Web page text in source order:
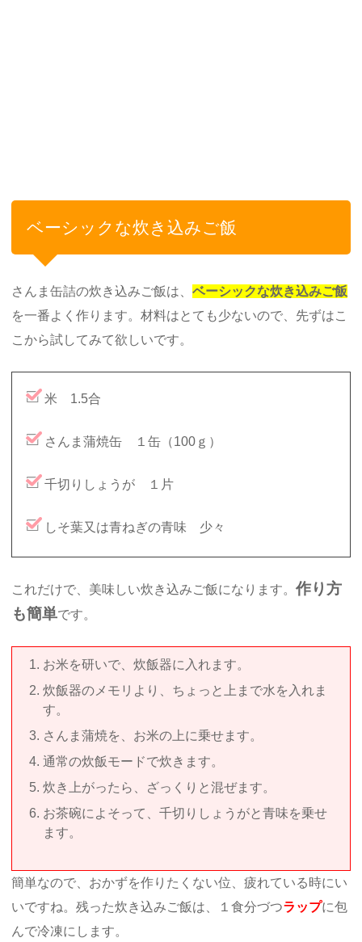
ベーシックな炊き込みご飯
さんま缶詰の炊き込みご飯は、ベーシックな炊き込みご飯
を一番よく作ります。材料はとても少ないので、先ずはこ
こから試してみて欲しいです。
米 1.5合
さんま蒲焼缶 １缶（100ｇ）
千切りしょうが １片
しそ葉又は青ねぎの青味 少々
これだけで、美味しい炊き込みご飯になります。作り方
も簡単です。
お米を研いで、炊飯器に入れます。
炊飯器のメモリより、ちょっと上まで水を入れま
す。
さんま蒲焼を、お米の上に乗せます。
通常の炊飯モードで炊きます。
炊き上がったら、ざっくりと混ぜます。
お茶碗によそって、千切りしょうがと青味を乗せ
ます。
簡単なので、おかずを作りたくない位、疲れている時にい
いですね。残った炊き込みご飯は、１食分づつラップに包
んで冷凍にします。